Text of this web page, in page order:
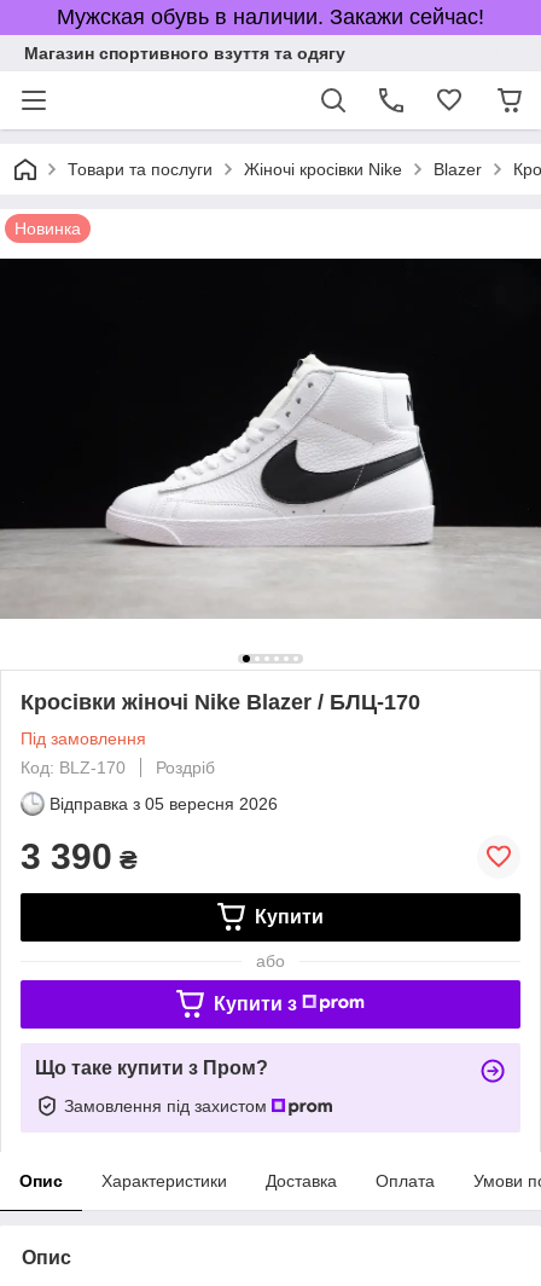
Мужская обувь в наличии. Закажи сейчас!
Магазин спортивного взуття та одягу
Товари та послуги Жіночі кросівки Nike Blazer
Новинка
Кросівки жіночі Nike Blazer / БЛЦ-170
Під замовлення
Код: BLZ-170
Роздріб
Відправка з 05 вересня 2026
3 390 ₴
Купити
або
Купити з
Що таке купити з Пром?
Замовлення під захистом
Опис Характеристики Доставка Оплата Умови
Опис